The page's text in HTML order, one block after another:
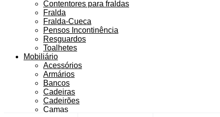
Contentores para fraldas
Fralda
Fralda-Cueca
Pensos Incontinência
Resguardos
Toalhetes
Mobiliário
Acessórios
Armários
Bancos
Cadeiras
Cadeirões
Camas